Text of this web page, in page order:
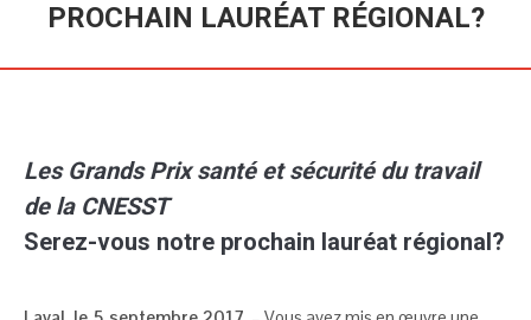
PROCHAIN LAURÉAT RÉGIONAL?
Les Grands Prix santé et sécurité du travail
de la CNESST
Serez-vous notre prochain lauréat régional?